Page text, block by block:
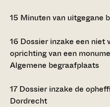
15 Minuten van uitgegane
16 Dossier inzake een
oprichting van een
Algemene begraafplaats
17 Dossier inzake de
Dordrecht